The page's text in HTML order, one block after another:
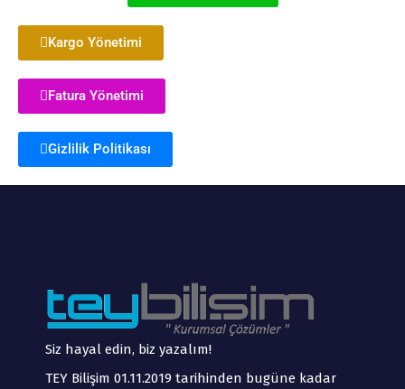
Kargo Yönetimi
Fatura Yönetimi
Gizlilik Politikası
Siz hayal edin, biz yazalım!
TEY Bilişim 01.11.2019 tarihinden bugüne kadar